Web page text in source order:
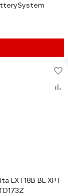
LXT18В BL XPT